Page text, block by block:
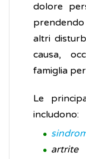
dolore
altri
causa,
famiglia
Le
includono:
artrite